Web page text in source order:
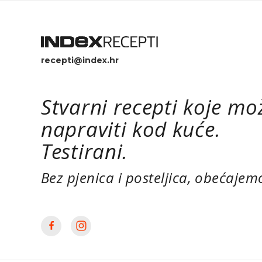
recepti@index.hr
Stvarni recepti koje
napraviti kod kuće.
Testirani.
Bez pjenica i posteljica,